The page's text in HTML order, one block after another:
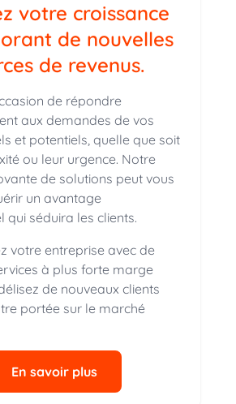
votre croissance
de nouvelles
de revenus.
de répondre
aux demandes de vos
et potentiels, quelle que soit
ou leur urgence. Notre
de solutions peut vous
un avantage
qui séduira les clients.
votre entreprise avec de
à plus forte marge
de nouveaux clients
portée sur le marché
En savoir plus